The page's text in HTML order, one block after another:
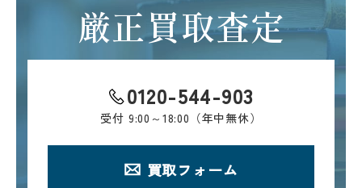
厳正買取査定
0120-544-903
受付 9:00～18:00（年中無休）
買取フォーム